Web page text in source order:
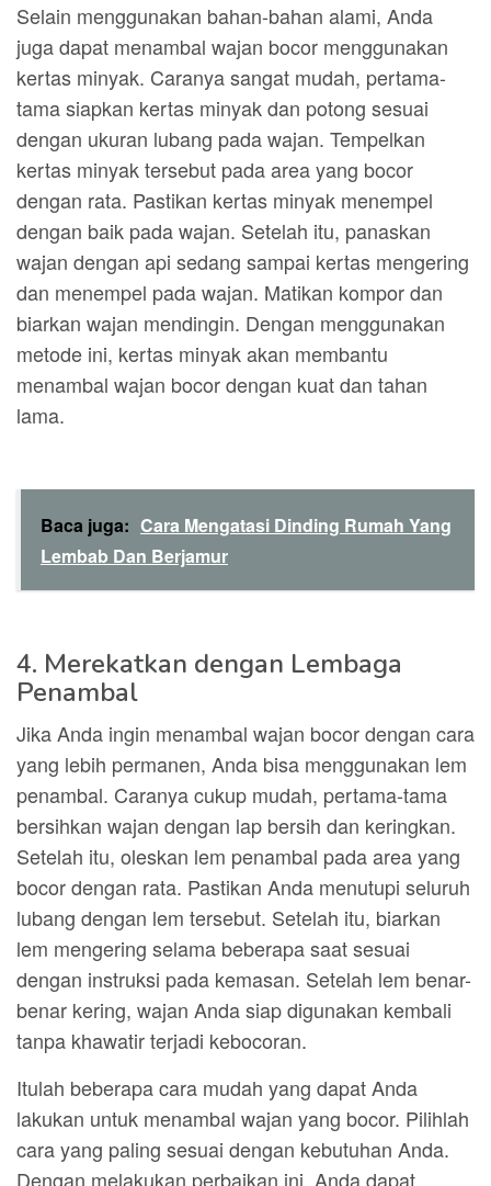
Selain menggunakan bahan-bahan alami, Anda
juga dapat menambal wajan bocor menggunakan
kertas minyak. Caranya sangat mudah, pertama-
tama siapkan kertas minyak dan potong sesuai
dengan ukuran lubang pada wajan. Tempelkan
kertas minyak tersebut pada area yang bocor
dengan rata. Pastikan kertas minyak menempel
dengan baik pada wajan. Setelah itu, panaskan
wajan dengan api sedang sampai kertas mengering
dan menempel pada wajan. Matikan kompor dan
biarkan wajan mendingin. Dengan menggunakan
metode ini, kertas minyak akan membantu
menambal wajan bocor dengan kuat dan tahan
lama.
Baca juga: Cara Mengatasi Dinding Rumah Yang
Lembab Dan Berjamur
4. Merekatkan dengan Lembaga
Penambal
Jika Anda ingin menambal wajan bocor dengan cara
yang lebih permanen, Anda bisa menggunakan lem
penambal. Caranya cukup mudah, pertama-tama
bersihkan wajan dengan lap bersih dan keringkan.
Setelah itu, oleskan lem penambal pada area yang
bocor dengan rata. Pastikan Anda menutupi seluruh
lubang dengan lem tersebut. Setelah itu, biarkan
lem mengering selama beberapa saat sesuai
dengan instruksi pada kemasan. Setelah lem benar-
benar kering, wajan Anda siap digunakan kembali
tanpa khawatir terjadi kebocoran.
Itulah beberapa cara mudah yang dapat Anda
lakukan untuk menambal wajan yang bocor. Pilihlah
cara yang paling sesuai dengan kebutuhan Anda.
Dengan melakukan perbaikan ini, Anda dapat